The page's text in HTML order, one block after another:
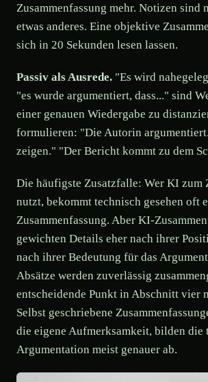
Zusammenfassung mehr. Notizen sind
etwas anderes. Eine objektive
sich in 20 Sekunden lesen lassen.
Passiv als Ausrede. "Es wird
"es wurde argumentiert, dass..." sind
einer genauen Wiedergabe zu
formulieren: "Die Autorin
zeigen." "Der Bericht kommt zu dem
Die häufigste Zusatzfalle: Wer KI zum
nutzt, bekommt technisch gesehen oft
Zusammenfassung. Aber KI-
gewichten Details eher nach ihrer
nach ihrer Bedeutung für das
Absätze werden zuverlässig
entscheidende Punkt in Abschnitt vier
Selbst geschriebene
die eigene Aufmerksamkeit, bilden die
Argumentation meist genauer ab.